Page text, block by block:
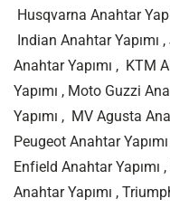
Husqvarna Anahtar
Indian Anahtar Yapımı
Anahtar Yapımı , KTM
Yapımı , Moto Guzzi
Yapımı , MV Agusta
Peugeot Anahtar
Enfield Anahtar Yapımı
Anahtar Yapımı ,